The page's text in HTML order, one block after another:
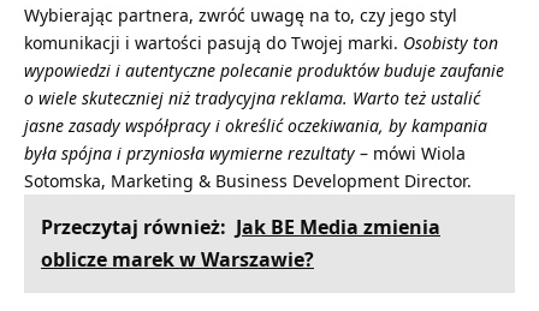
Wybierając partnera, zwróć uwagę na to, czy jego styl
komunikacji i wartości pasują do Twojej marki. Osobisty ton
wypowiedzi i autentyczne polecanie produktów buduje zaufanie
o wiele skuteczniej niż tradycyjna reklama. Warto też ustalić
jasne zasady współpracy i określić oczekiwania, by kampania
była spójna i przyniosła wymierne rezultaty – mówi Wiola
Sotomska, Marketing & Business Development Director.
Przeczytaj również: Jak BE Media zmienia
oblicze marek w Warszawie?